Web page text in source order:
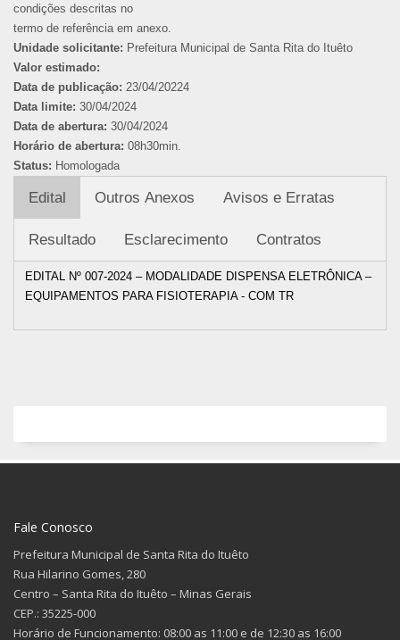
condições descritas no
termo de referência em anexo.
Unidade solicitante: Prefeitura Municipal de Santa Rita do Ituêto
Valor estimado:
Data de publicação: 23/04/20224
Data limite: 30/04/2024
Data de abertura: 30/04/2024
Horário de abertura: 08h30min.
Status: Homologada
Edital Outros Anexos Avisos e Erratas
Resultado Esclarecimento Contratos
EDITAL Nº 007-2024 – MODALIDADE DISPENSA ELETRÔNICA –
EQUIPAMENTOS PARA FISIOTERAPIA - COM TR
Fale Conosco
Prefeitura Municipal de Santa Rita do Ituêto
Rua Hilarino Gomes, 280
Centro – Santa Rita do Ituêto – Minas Gerais
CEP.: 35225-000
Horário de Funcionamento: 08:00 as 11:00 e de 12:30 as 16:00